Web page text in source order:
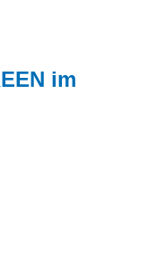
im